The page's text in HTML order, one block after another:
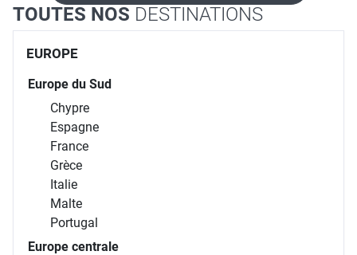
TOUTES NOS DESTINATIONS
EUROPE
Europe du Sud
Chypre
Espagne
France
Grèce
Italie
Malte
Portugal
Europe centrale